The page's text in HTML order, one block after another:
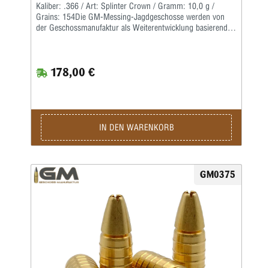
Kaliber: .366 / Art: Splinter Crown / Gramm: 10,0 g /
Grains: 154Die GM-Messing-Jagdgeschosse werden von
der Geschossmanufaktur als Weiterentwicklung basierend
im Lauf bleibt dabei durch die spezielle Messinglegierung
gering.Die Teilzerlegungs-Geschosse fragmentieren im
Wiederlader liefern wir die Geschosse als Splinter Crown in
klassischer Form mit offener Hohlspitze sowie als Splinter
Tip mit zusätzlicher Polymerspitze.Die Kino-Geschosse
werden in preiswerter massiver Ausführung geliefert und
Jagdgeschosse.
178,00 €
IN DEN WARENKORB
GM0375